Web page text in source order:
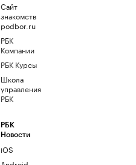
Сайт
знакомств
podbor.ru
РБК
Компании
РБК Курсы
Школа
управления
РБК
РБК
Новости
iOS